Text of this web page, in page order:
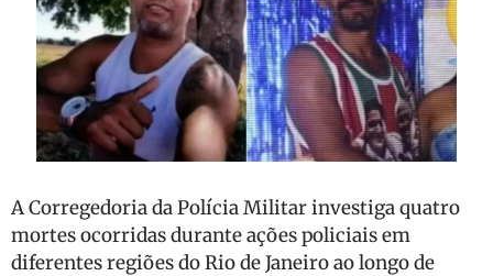
A Corregedoria da Polícia Militar investiga quatro
mortes ocorridas durante ações policiais em
diferentes regiões do Rio de Janeiro ao longo de